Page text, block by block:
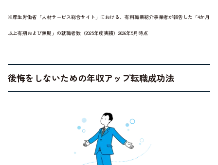
※厚生労働省「人材サービス総合サイト」における、有料職業紹介事業者が報告した「4か月
以上有期および無期」の就職者数（2025年度実績）2026年5月時点
後悔をしないための年収アップ転職成功法